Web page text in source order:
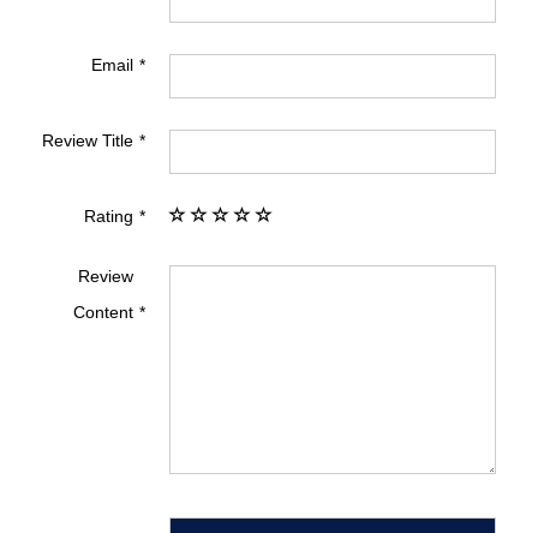
Email
Review Title
Rating
Review
Content